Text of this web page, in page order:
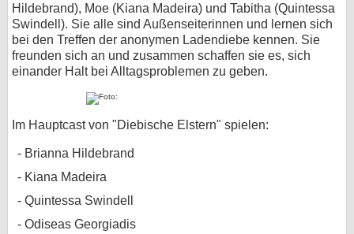
Hildebrand), Moe (Kiana Madeira) und Tabitha (Quintessa
Swindell). Sie alle sind Außenseiterinnen und lernen sich
bei den Treffen der anonymen Ladendiebe kennen. Sie
freunden sich an und zusammen schaffen sie es, sich
einander Halt bei Alltagsproblemen zu geben.
Im Hauptcast von "Diebische Elstern" spielen:
Brianna Hildebrand
Kiana Madeira
Quintessa Swindell
Odiseas Georgiadis